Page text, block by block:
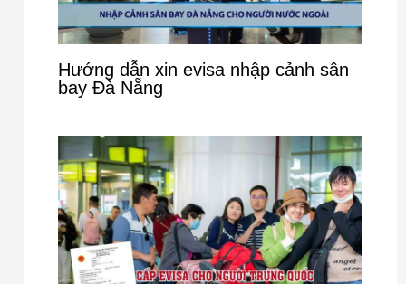
Hướng dẫn xin evisa nhập cảnh sân
bay Đà Nẵng